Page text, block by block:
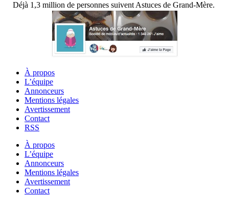
Déjà 1,3 million de personnes suivent Astuces de Grand-Mère.
À propos
L’équipe
Annonceurs
Mentions légales
Avertissement
Contact
RSS
À propos
L’équipe
Annonceurs
Mentions légales
Avertissement
Contact